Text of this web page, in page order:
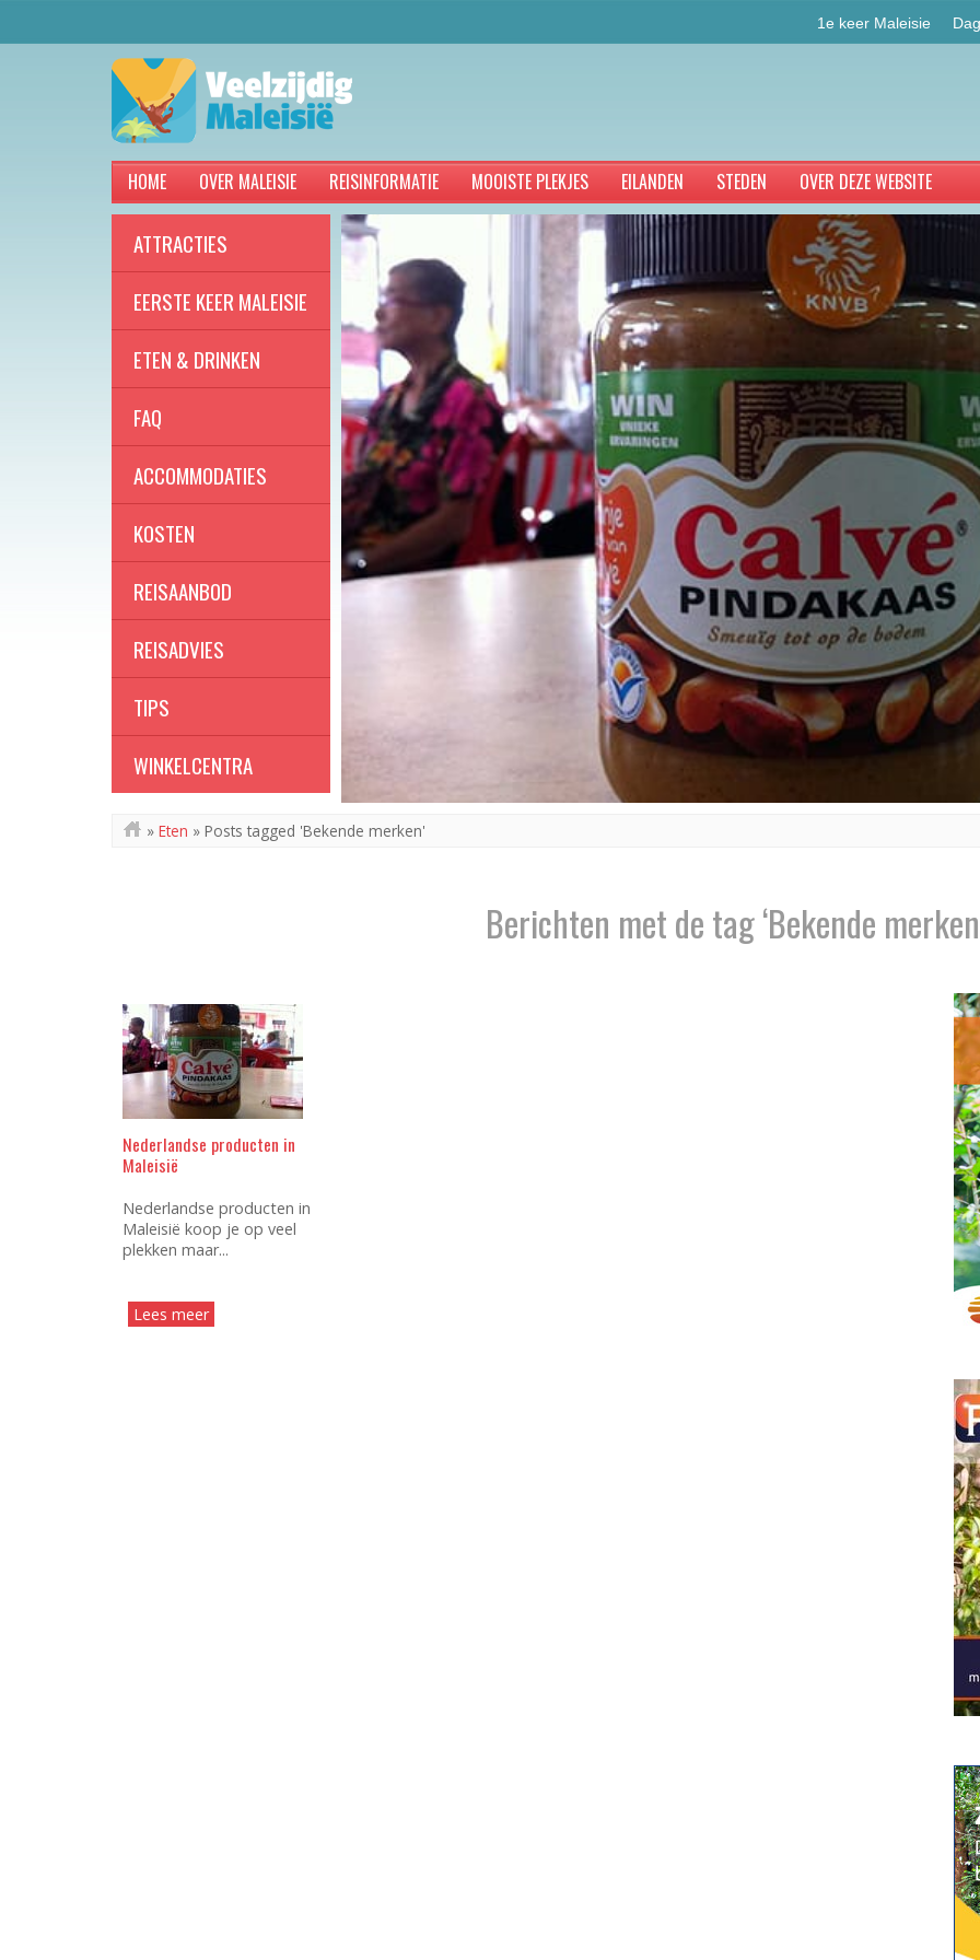
1e keer Maleisie
HOME OVER MALEISIE REISINFORMATIE MOOISTE PLEKJES EILANDEN STEDEN OVER DEZE WEBSITE
ATTRACTIES
EERSTE KEER MALEISIE
ETEN & DRINKEN
FAQ
ACCOMMODATIES
KOSTEN
REISAANBOD
REISADVIES
TIPS
WINKELCENTRA
» Eten » Posts tagged 'Bekende merken'
Berichten met de tag ‘Bekende
Nederlandse producten in
Maleisië
Nederlandse producten in
Maleisië koop je op veel
plekken maar...
Lees meer